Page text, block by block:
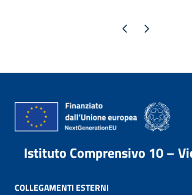
Pagina precedente
Pagina successiva
Istituto Comprensivo 10 –
COLLEGAMENTI ESTERNI